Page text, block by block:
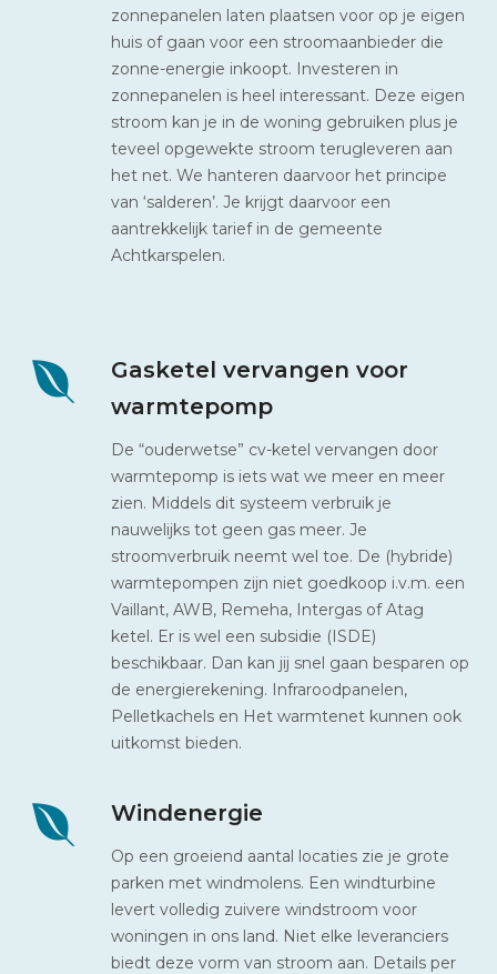
zonnepanelen laten plaatsen voor op je eigen
huis of gaan voor een stroomaanbieder die
zonne-energie inkoopt. Investeren in
zonnepanelen is heel interessant. Deze eigen
stroom kan je in de woning gebruiken plus je
teveel opgewekte stroom terugleveren aan
het net. We hanteren daarvoor het principe
van ‘salderen’. Je krijgt daarvoor een
aantrekkelijk tarief in de gemeente
Achtkarspelen.
Gasketel vervangen voor
warmtepomp
De “ouderwetse” cv-ketel vervangen door
warmtepomp is iets wat we meer en meer
zien. Middels dit systeem verbruik je
nauwelijks tot geen gas meer. Je
stroomverbruik neemt wel toe. De (hybride)
warmtepompen zijn niet goedkoop i.v.m. een
Vaillant, AWB, Remeha, Intergas of Atag
ketel. Er is wel een subsidie (ISDE)
beschikbaar. Dan kan jij snel gaan besparen op
de energierekening. Infraroodpanelen,
Pelletkachels en Het warmtenet kunnen ook
uitkomst bieden.
Windenergie
Op een groeiend aantal locaties zie je grote
parken met windmolens. Een windturbine
levert volledig zuivere windstroom voor
woningen in ons land. Niet elke leveranciers
biedt deze vorm van stroom aan. Details per